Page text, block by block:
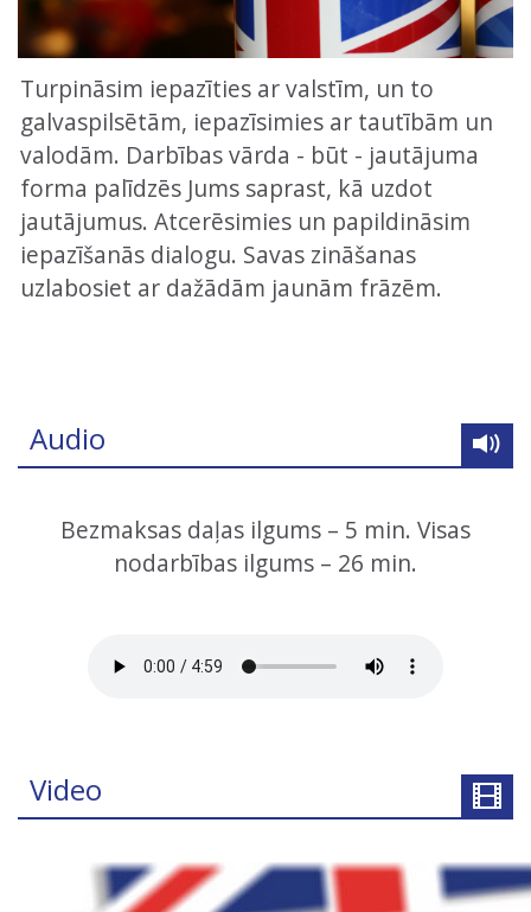
Turpināsim iepazīties ar valstīm, un to
galvaspilsētām, iepazīsimies ar tautībām un
valodām. Darbības vārda - būt - jautājuma
forma palīdzēs Jums saprast, kā uzdot
jautājumus. Atcerēsimies un papildināsim
iepazīšanās dialogu. Savas zināšanas
uzlabosiet ar dažādām jaunām frāzēm.
Audio
Bezmaksas daļas ilgums – 5 min. Visas
nodarbības ilgums – 26 min.
Video